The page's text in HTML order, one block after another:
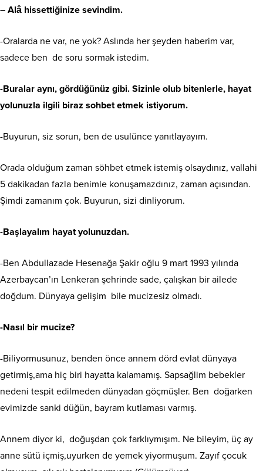
– Alâ hissettiğinize sevindim.
-Oralarda ne var, ne yok? Aslında her şeyden haberim var,
sadece ben de soru sormak istedim.
-Buralar aynı, gördüğünüz gibi. Sizinle olub bitenlerle, hayat
yolunuzla ilgili biraz sohbet etmek istiyorum.
-Buyurun, siz sorun, ben de usulünce yanıtlayayım.
Orada olduğum zaman söhbet etmek istemiş olsaydınız, vallahi
5 dakikadan fazla benimle konuşamazdınız, zaman açısından.
Şimdi zamanım çok. Buyurun, sizi dinliyorum.
-Başlayalım hayat yolunuzdan.
-Ben Abdullazade Hesenağa Şakir oğlu 9 mart 1993 yılında
Azerbaycan’ın Lenkeran şehrinde sade, çalışkan bir ailede
doğdum. Dünyaya gelişim bile mucizesiz olmadı.
-Nasıl bir mucize?
-Biliyormusunuz, benden önce annem dörd evlat dünyaya
getirmiş,ama hiç biri hayatta kalamamış. Sapsağlim bebekler
nedeni tespit edilmeden dünyadan göçmüşler. Ben doğarken
evimizde sanki düğün, bayram kutlaması varmış.
Annem diyor ki, doğuşdan çok farklıymışım. Ne bileyim, üç ay
anne sütü içmiş,uyurken de yemek yiyormuşum. Zayıf çocuk